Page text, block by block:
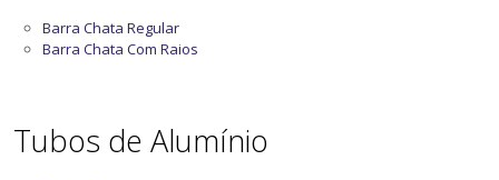
Barra Chata Regular
Barra Chata Com Raios
Tubos de Alumínio